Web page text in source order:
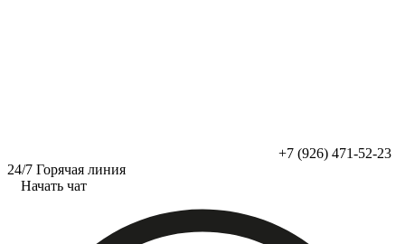
+7 (926) 471-52-23
24/7 Горячая линия
Начать чат